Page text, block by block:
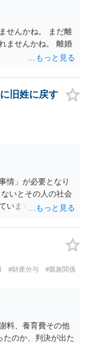
せんかね。 まだ離
ませんかね。 離婚
旧姓に戻す
情」が必要となり
いとその人の社会
います。 中国の苗
，氏の変更を認め
#財産分与 #親族関係
料、養育費その他
たのか、判決が出た